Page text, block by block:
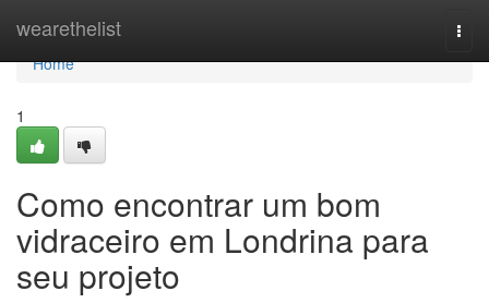
wearethelist
Home
Home
1
Como encontrar um bom
vidraceiro em Londrina para
seu projeto